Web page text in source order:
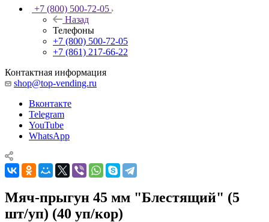
+7 (800) 500-72-05
Назад
Телефоны
+7 (800) 500-72-05
+7 (861) 217-66-22
Контактная информация
shop@top-vending.ru
Вконтакте
Telegram
YouTube
WhatsApp
Мяч-прыгун 45 мм "Блестящий" (5
шт/уп) (40 уп/кор)